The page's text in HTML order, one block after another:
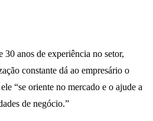
anos de experiência no setor,
constante dá ao empresário o
“se oriente no mercado e o ajude a
de negócio.”